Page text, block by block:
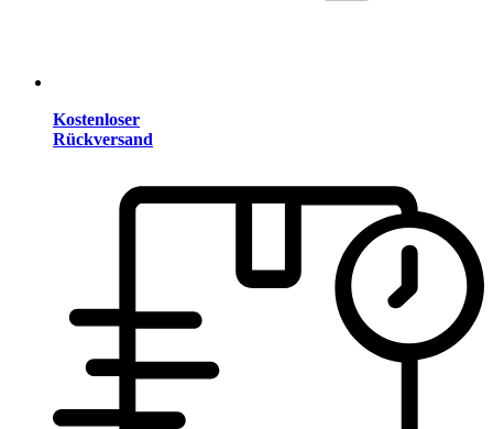
Kostenloser
Rückversand